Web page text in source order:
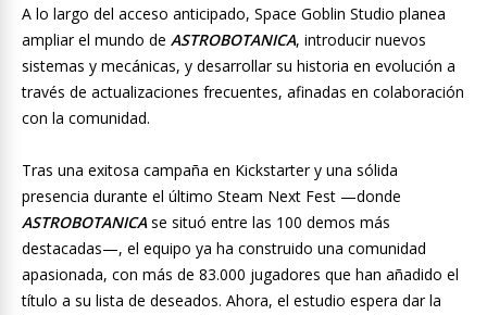
A lo largo del acceso anticipado, Space Goblin Studio planea
ampliar el mundo de ASTROBOTANICA, introducir nuevos
sistemas y mecánicas, y desarrollar su historia en evolución a
través de actualizaciones frecuentes, afinadas en colaboración
con la comunidad.
Tras una exitosa campaña en Kickstarter y una sólida
presencia durante el último Steam Next Fest —donde
ASTROBOTANICAse situó entre las 100 demos más
destacadas—, el equipo ya ha construido una comunidad
apasionada, con más de 83.000 jugadores que han añadido el
título a su lista de deseados. Ahora, el estudio espera dar la